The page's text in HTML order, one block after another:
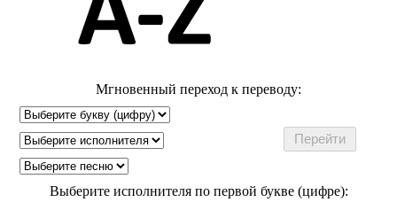
Мгновенный переход к переводу:
Выберите исполнителя по первой букве (цифре):